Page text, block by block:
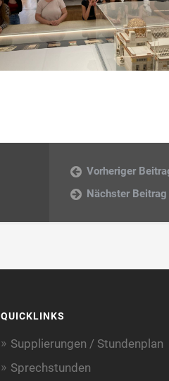
Vorheriger
Nächster Beitrag
QUICKLINKS
Supplierungen / Stundenplan
Sprechstunden